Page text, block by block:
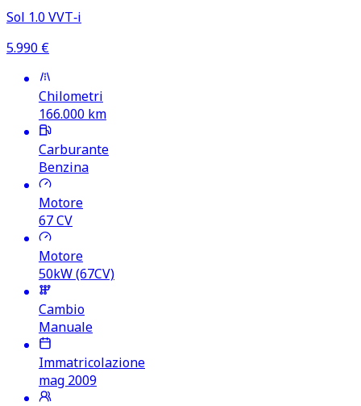
Sol 1.0 VVT‑i
5.990 €
Chilometri
166.000 km
Carburante
Benzina
Motore
67CV
Motore
50kW (67CV)
Cambio
Manuale
Immatricolazione
mag 2009